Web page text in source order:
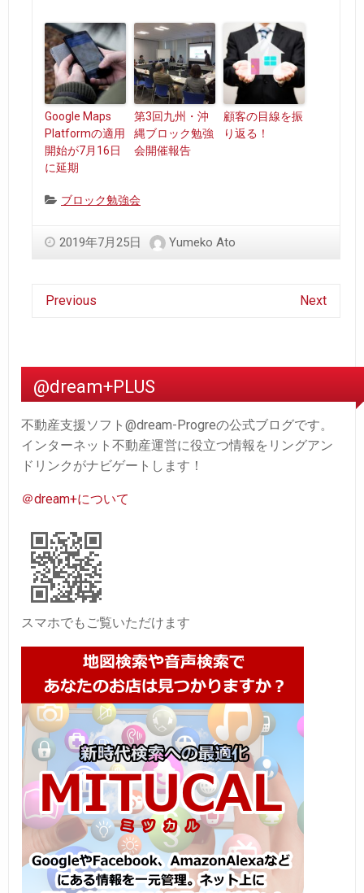
Google Maps
Platformの適用
開始が7月16日
に延期
第3回九州・沖
縄ブロック勉強
会開催報告
顧客の目線を振
り返る！
Categories:
ブロック勉強会
2019年7月25日 Yumeko Ato
Previous Next
@dream+PLUS
不動産支援ソフト@dream-Progreの公式ブログです。
インターネット不動産運営に役立つ情報をリングアン
ドリンクがナビゲートします！
＠dream+について
スマホでもご覧いただけます